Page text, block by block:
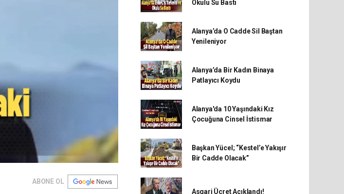
ABONE OL
Okulu Su Bastı
Alanya’da O Cadde Sil Baştan
Yenileniyor
Alanya’da Bir Kadın Binaya
Patlayıcı Koydu
Alanya'da 10 Yaşındaki Kız
Çocuğuna Cinsel İstismar
Başkan Yücel; “Kestel’e Yakışır
Bir Cadde Olacak”
Asgari Ücret Açıklandı!